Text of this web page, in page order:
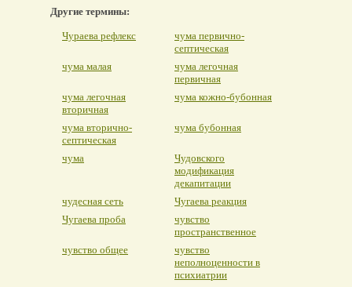
Другие термины:
Чураева рефлекс
чума первично-
септическая
чума малая
чума легочная
первичная
чума легочная
вторичная
чума кожно-бубонная
чума вторично-
септическая
чума бубонная
чума
Чудовского
модификация
декапитации
чудесная сеть
Чугаева реакция
Чугаева проба
чувство
пространственное
чувство общее
чувство
неполноценности в
психиатрии